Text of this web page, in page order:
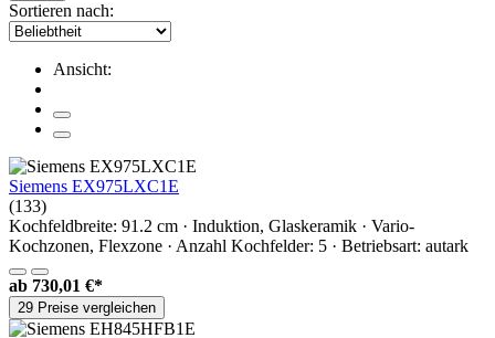
Sortieren nach:
Ansicht:
Siemens EX975LXC1E
(133)
Kochfeldbreite: 91.2 cm · Induktion, Glaskeramik · Vario-
Kochzonen, Flexzone · Anzahl Kochfelder: 5 · Betriebsart: autark
ab 730,01 €*
29 Preise vergleichen